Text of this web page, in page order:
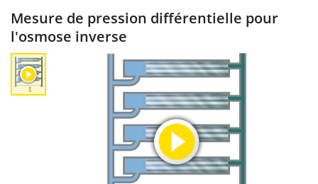
Mesure de pression différentielle pour
l'osmose inverse